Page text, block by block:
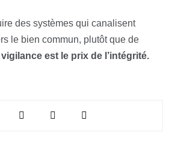
des systèmes qui canalisent
le bien commun, plutôt que de
vigilance est le prix de l’intégrité.